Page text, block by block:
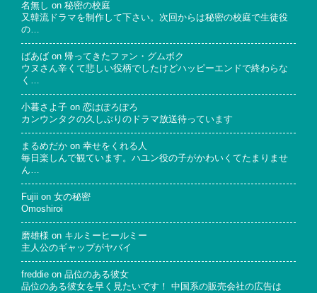
名無し on 秘密の校庭
又韓流ドラマを制作して下さい。次回からは秘密の校庭で生徒役
の…
ばあば on 帰ってきたファン・グムボク
ウヌさん辛くて悲しい役柄でしたけどハッピーエンドで終わらな
く…
小暮さよ子 on 恋はぽろぽろ
カンウンタクの久しぶりのドラマ放送待っています
まるめだか on 幸せをくれる人
毎日楽しんで観ています。ハユン役の子がかわいくてたまりませ
ん…
Fujii on 女の秘密
Omoshiroi
磨雄様 on キルミーヒールミー
主人公のギャップがヤバイ
freddie on 品位のある彼女
品位のある彼女を早く見たいです！ 中国系の販売会社の広告は